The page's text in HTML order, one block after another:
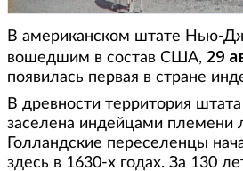
В американском штате Нью-
вошедшим в состав США, 29
появилась первая в стране
В древности территория
заселена индейцами племени
Голландские переселенцы
здесь в 1630-х годах. За 130